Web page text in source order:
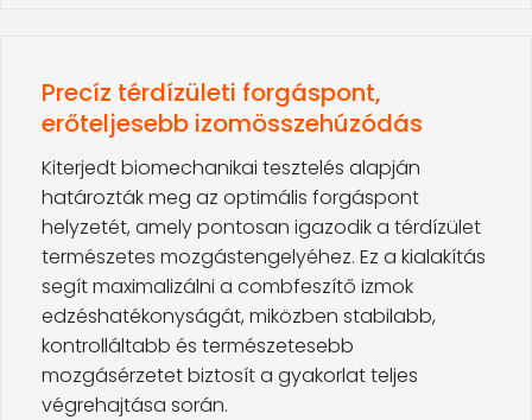
Precíz térdízületi forgáspont,
erőteljesebb izomösszehúzódás
Kiterjedt biomechanikai tesztelés alapján
határozták meg az optimális forgáspont
helyzetét, amely pontosan igazodik a térdízület
természetes mozgástengelyéhez. Ez a kialakítás
segít maximalizálni a combfeszítő izmok
edzéshatékonyságát, miközben stabilabb,
kontrolláltabb és természetesebb
mozgásérzetet biztosít a gyakorlat teljes
végrehajtása során.